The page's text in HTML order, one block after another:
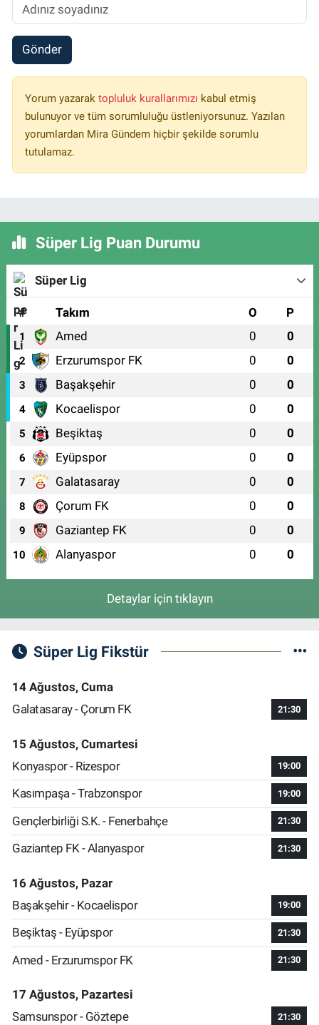
Gönder
Yorum yazarak topluluk kurallarımızı kabul etmiş
bulunuyor ve tüm sorumluluğu üstleniyorsunuz. Yazılan
yorumlardan Mira Gündem hiçbir şekilde sorumlu
tutulamaz.
Süper Lig Puan Durumu
Süper Lig
# Takım O P
1 Amed 0 0
2 Erzurumspor FK 0 0
3 Başakşehir 0 0
4 Kocaelispor 0 0
5 Beşiktaş 0 0
6 Eyüpspor 0 0
7 Galatasaray 0 0
8 Çorum FK 0 0
9 Gaziantep FK 0 0
10 Alanyaspor 0 0
Detaylar için tıklayın
Süper Lig Fikstür
14 Ağustos, Cuma
Galatasaray - Çorum FK
21:30
15 Ağustos, Cumartesi
Konyaspor - Rizespor
19:00
Kasımpaşa - Trabzonspor 19:00
Gençlerbirliği S.K. - Fenerbahçe 21:30
Gaziantep FK - Alanyaspor 21:30
16 Ağustos, Pazar
Başakşehir - Kocaelispor
19:00
Beşiktaş - Eyüpspor 21:30
Amed - Erzurumspor FK 21:30
17 Ağustos, Pazartesi
Samsunspor - Göztepe
21:30